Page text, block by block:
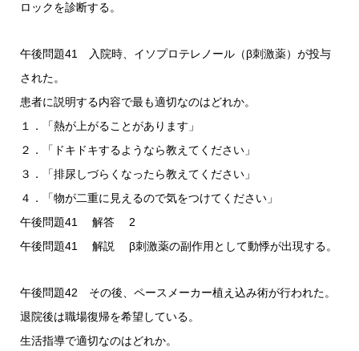
ロックを診断する。
午後問題41 入院時、イソプロテレノール（β刺激薬）が投与
された。
患者に説明する内容で最も適切なのはどれか。
１．「熱が上がることがあります」
２．「ドキドキするようなら教えてください」
３．「排尿しづらくなったら教えてください」
４．「物が二重に見えるので気をつけてください」
午後問題41 解答 2
午後問題41 解説 β刺激薬の副作用として動悸が出現する。
午後問題42 その後、ペースメーカー植え込み術が行われた。
退院後は職場復帰を希望している。
生活指導で適切なのはどれか。